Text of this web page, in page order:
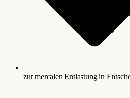
zur mentalen Entlastung in